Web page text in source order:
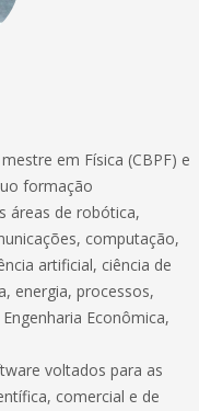
em Física (CBPF) e
formação
áreas de robótica,
computação,
artificial, ciência de
energia, processos,
Econômica,
voltados para as
comercial e de